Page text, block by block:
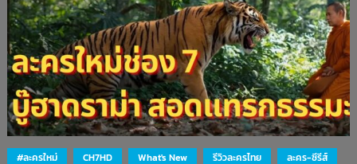
#ละครใหม่ CH7HD What's New รีวิวละครไทย
ละคร-ซีรีส์